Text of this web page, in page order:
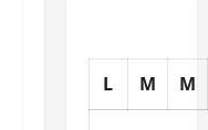
L M M